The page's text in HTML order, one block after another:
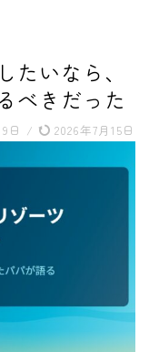
いなら、
べきだった
日 / 2026年7月15日